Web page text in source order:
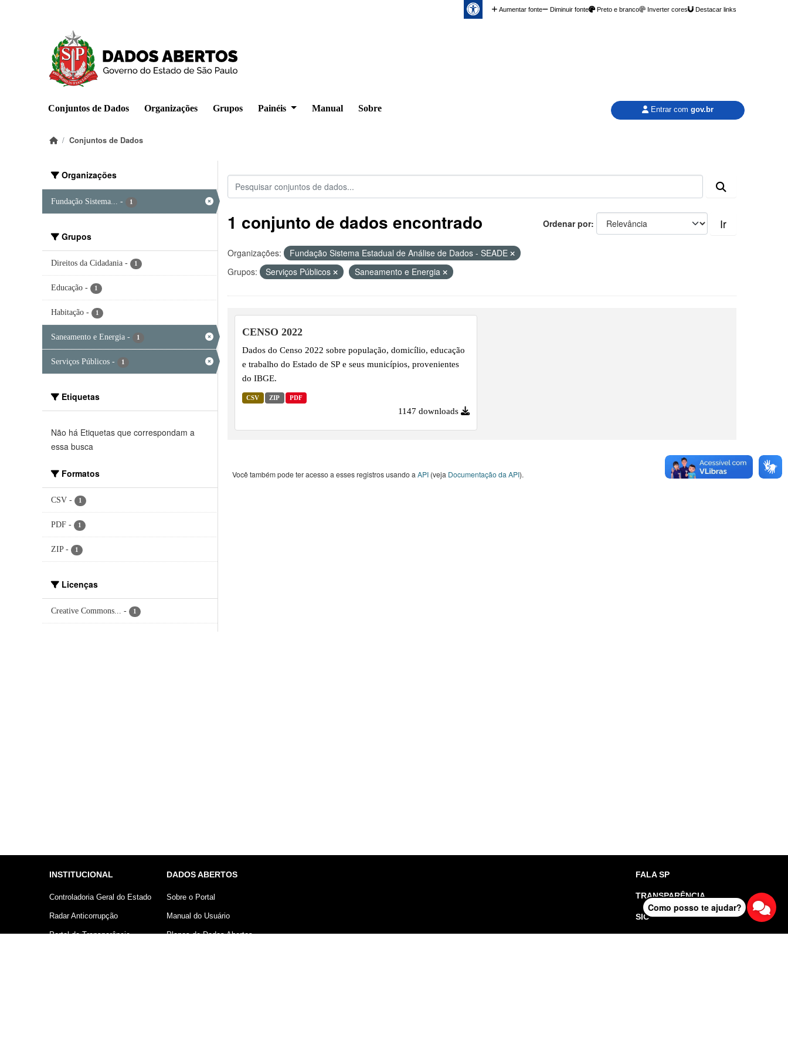
Aumentar fonte Diminuir fonte Preto e branco Inverter cores Destacar links
Conjuntos de Dados Organizações Grupos Painéis Manual Sobre Entrar com gov.br
Conjuntos de Dados
Organizações
Fundação Sistema... - 1
Grupos
Direitos da Cidadania - 1
Educação - 1
Habitação - 1
Saneamento e Energia - 1
Serviços Públicos - 1
Etiquetas
Não há Etiquetas que correspondam a
essa busca
Formatos
CSV - 1
PDF - 1
ZIP - 1
Licenças
Creative Commons... - 1
Ordenar por Ir
1 conjunto de dados encontrado
Organizações:
Fundação Sistema Estadual de Análise de Dados - SEADE
Grupos:
Serviços Públicos Saneamento e Energia
CENSO 2022
Dados do Censo 2022 sobre população, domicílio, educação
e trabalho do Estado de SP e seus municípios, provenientes
do IBGE.
CSV ZIP PDF
1147 downloads
Você também pode ter acesso a esses registros usando a API (veja Documentação da API).
INSTITUCIONAL
Controladoria Geral do Estado
Radar Anticorrupção
Portal da Transparência
DADOS ABERTOS
Sobre o Portal
Manual do Usuário
Planos de Dados Abertos
FALA SP
TRANSPARÊNCIA
SIC
Como posso te ajudar?